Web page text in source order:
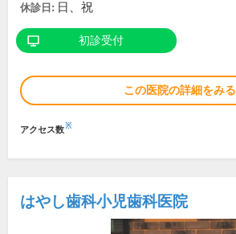
休診日: 日、祝
初診受付
この医院の詳細をみる
アクセス数※
はやし歯科小児歯科医院